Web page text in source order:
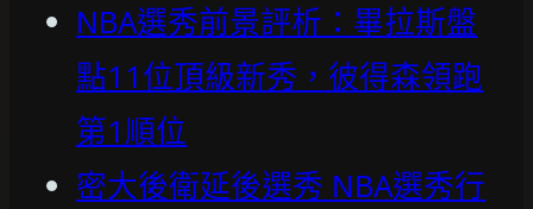
NBA選秀前景評析：畢拉斯盤
點11位頂級新秀，彼得森領跑
第1順位
密大後衛延後選秀 NBA選秀行